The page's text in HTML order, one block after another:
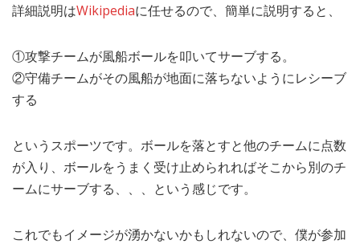
詳細説明はWikipediaに任せるので、簡単に説明すると、
①攻撃チームが風船ボールを叩いてサーブする。
②守備チームがその風船が地面に落ちないようにレシーブ
する
というスポーツです。ボールを落とすと他のチームに点数
が入り、ボールをうまく受け止められればそこから別のチ
ームにサーブする、、、という感じです。
これでもイメージが湧かないかもしれないので、僕が参加